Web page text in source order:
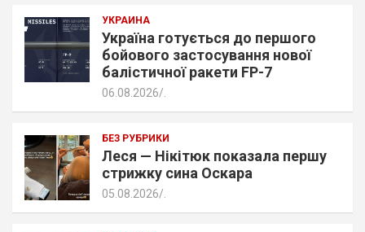
УКРАИНА
Україна готується до першого
бойового застосування нової
балістичної ракети FP-7
06.08.2026
БЕЗ РУБРИКИ
Леся — Нікітюк показала першу
стрижку сина Оскара
05.08.2026